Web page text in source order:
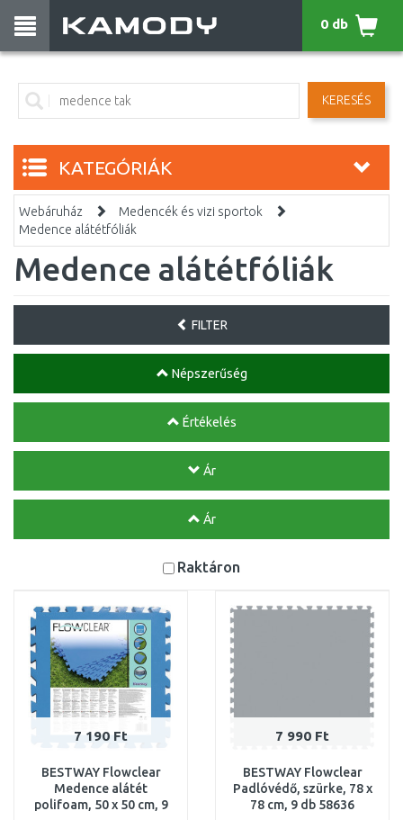
KERESÉS
0 db
KATEGÓRIÁK
Webáruház
Medencék és vizi sportok
Medence alátétfóliák
Medence alátétfóliák
FILTER
Népszerűség
Értékelés
Ár
Ár
Raktáron
7 190 Ft
BESTWAY Flowclear
Medence alátét
polifoam, 50 x 50 cm, 9
7 990 Ft
BESTWAY Flowclear
Padlóvédő, szürke, 78 x
78 cm, 9 db 58636